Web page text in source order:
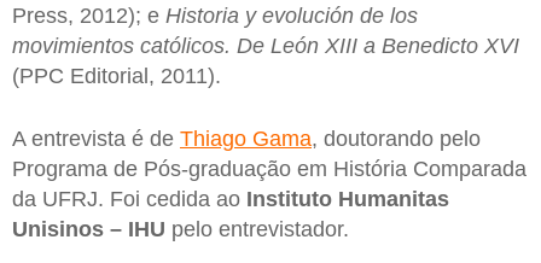
Press, 2012); e Historia y evolución de los
movimientos católicos. De León XIII a Benedicto XVI
(PPC Editorial, 2011).
A entrevista é de Thiago Gama, doutorando pelo
Programa de Pós-graduação em História Comparada
da UFRJ. Foi cedida ao Instituto Humanitas
Unisinos – IHU pelo entrevistador.